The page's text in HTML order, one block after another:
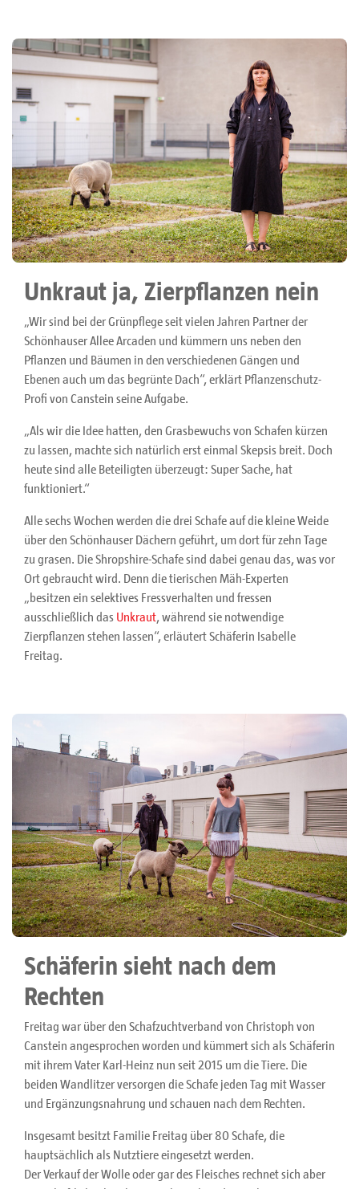
Unkraut ja, Zierpflanzen nein
„Wir sind bei der Grünpflege seit vielen Jahren Partner der
Schönhauser Allee Arcaden und kümmern uns neben den
Pflanzen und Bäumen in den verschiedenen Gängen und
Ebenen auch um das begrünte Dach“, erklärt Pflanzenschutz-
Profi von Canstein seine Aufgabe.
„Als wir die Idee hatten, den Grasbewuchs von Schafen kürzen
zu lassen, machte sich natürlich erst einmal Skepsis breit. Doch
heute sind alle Beteiligten überzeugt: Super Sache, hat
funktioniert.“
Alle sechs Wochen werden die drei Schafe auf die kleine Weide
über den Schönhauser Dächern geführt, um dort für zehn Tage
zu grasen. Die Shropshire-Schafe sind dabei genau das, was vor
Ort gebraucht wird. Denn die tierischen Mäh-Experten
„besitzen ein selektives Fressverhalten und fressen
ausschließlich das Unkraut , während sie notwendige
Zierpflanzen stehen lassen“, erläutert Schäferin Isabelle
Freitag.
Schäferin sieht nach dem
Rechten
Freitag war über den Schafzuchtverband von Christoph von
Canstein angesprochen worden und kümmert sich als Schäferin
mit ihrem Vater Karl-Heinz nun seit 2015 um die Tiere. Die
beiden Wandlitzer versorgen die Schafe jeden Tag mit Wasser
und Ergänzungsnahrung und schauen nach dem Rechten.
Insgesamt besitzt Familie Freitag über 80 Schafe, die
hauptsächlich als Nutztiere eingesetzt werden.
Der Verkauf der Wolle oder gar des Fleisches rechnet sich aber